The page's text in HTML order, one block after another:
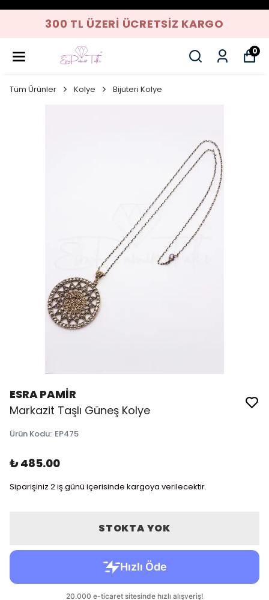
300 TL ÜZERI ÜCRETSIZ KARGO
0
Tüm Ürünler Kolye Bijuteri Kolye
ESRA PAMİR
Markazit Taşlı Güneş Kolye
Ürün Kodu: EP475
₺ 485.00
Siparişiniz 2 iş günü içerisinde kargoya verilecektir.
STOKTA YOK